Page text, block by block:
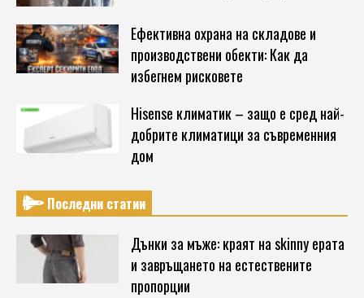
Ефективна охрана на складове и
производствени обекти: Как да
избегнем рисковете
Hisense климатик – защо е сред най-
добрите климатици за съвременния
дом
Последни статии
Дънки за мъже: краят на skinny ерата
и завръщането на естествените
пропорции